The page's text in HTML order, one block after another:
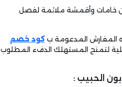
خامات وأقمشة ملائمة لفصل
كود خصم
لتمنح المستهلك الدفء المطلوب
الحبيب :